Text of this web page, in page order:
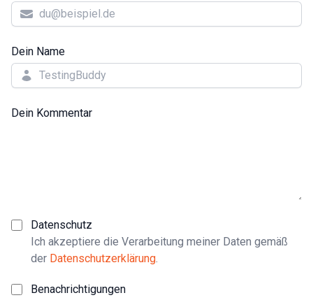
Dein Name
Dein Kommentar
Datenschutz
Ich akzeptiere die Verarbeitung meiner Daten gemäß
der Datenschutzerklärung.
Benachrichtigungen